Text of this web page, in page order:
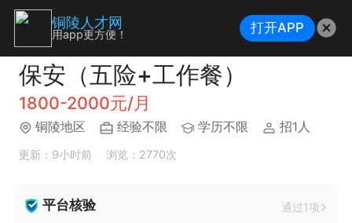
保安（五险+工作餐）
1800-2000元/月
铜陵地区 经验不限 学历不限 招1人
更新：9小时前 浏览：2770次
平台核验 通过1项
铜陵人才网
用app更方便！ 打开APP